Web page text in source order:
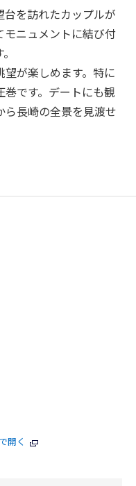
を訪れたカップルが
モニュメントに結び付
が楽しめます。特に
です。デートにも観
ら長崎の全景を見渡せ
開く